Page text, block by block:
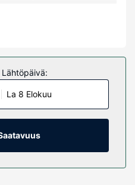
Arts.
jääkaappi sekä
kuuluu kaapelikanavat sekä
Kylpyhuoneesta löytyy
ilmaiset
Varusteluun kuuluu
ja puhelin (ilmaiset
ilmainen langaton
Lähtöpäivä:
La 8 Elokuu